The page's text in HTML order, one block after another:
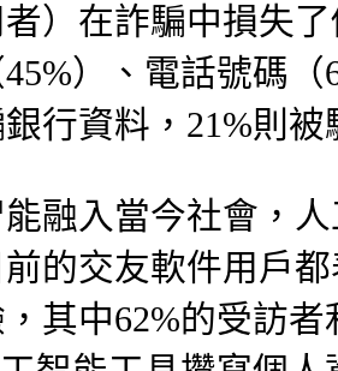
）在詐騙中損失
）、電話號碼
行資料，21%則
能融入當今社會，
的交友軟件用戶
，其中62%的受訪